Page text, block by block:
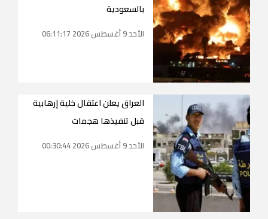
بالسعودية
الأحد 9 أغسطس 2026 06:11:17
العراق يعلن اعتقال خلية إرهابية
قبل تنفيذها هجمات
الأحد 9 أغسطس 2026 00:30:44